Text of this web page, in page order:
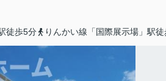
徒歩5分
りんかい線「国際展示場」駅